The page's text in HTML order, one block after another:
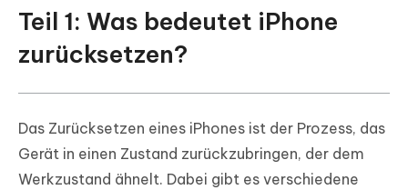
Teil 1: Was bedeutet iPhone
zurücksetzen?
Das Zurücksetzen eines iPhones ist der Prozess, das
Gerät in einen Zustand zurückzubringen, der dem
Werkzustand ähnelt. Dabei gibt es verschiedene